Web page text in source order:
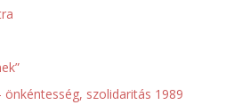
önkéntesség, szolidaritás 1989